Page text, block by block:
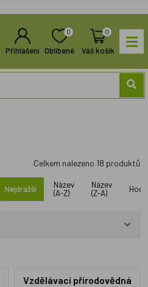
Přihlášení
0
Oblíbené
0
Váš košík
Celkem nalezeno 18 produktů
Nejdražší
Název
(A-Z)
Název
(Z-A)
Vzdělávací přírodovědná